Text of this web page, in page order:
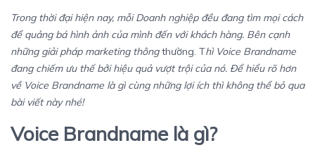
Trong thời đại hiện nay, mỗi Doanh nghiệp đều đang tìm mọi cách
để quảng bá hình ảnh của mình đến với khách hàng. Bên cạnh
những giải pháp marketing thôngthường. Thì Voice Brandname
đang chiếm ưu thế bởi hiệu quả vượt trội của nó. Để hiểu rõ hơn
về Voice Brandname là gì cùng những lợi ích thì không thể bỏ qua
bài viết này nhé!
Voice Brandname là gì?